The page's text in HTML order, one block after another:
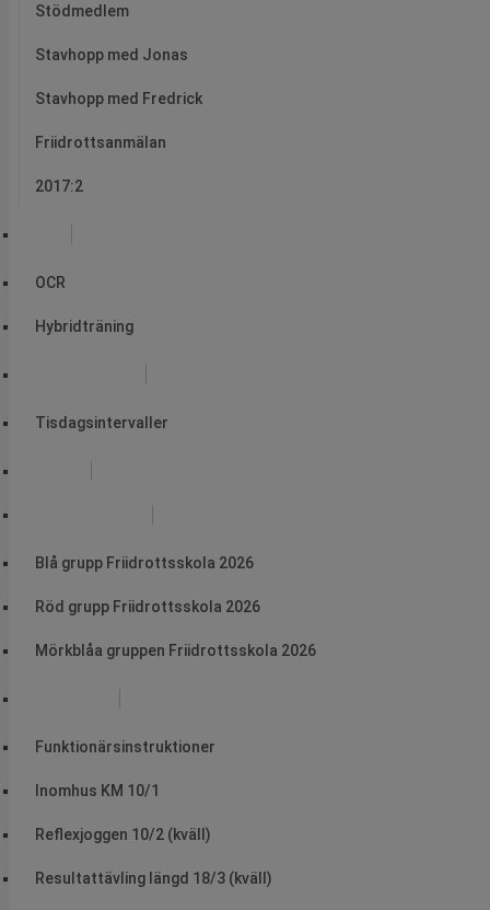
Stödmedlem
Stavhopp med Jonas
Stavhopp med Fredrick
Friidrottsanmälan
2017:2
OCR
Hybridträning
Tisdagsintervaller
Blå grupp Friidrottsskola 2026
Röd grupp Friidrottsskola 2026
Mörkblåa gruppen Friidrottsskola 2026
Funktionärsinstruktioner
Inomhus KM 10/1
Reflexjoggen 10/2 (kväll)
Resultattävling längd 18/3 (kväll)